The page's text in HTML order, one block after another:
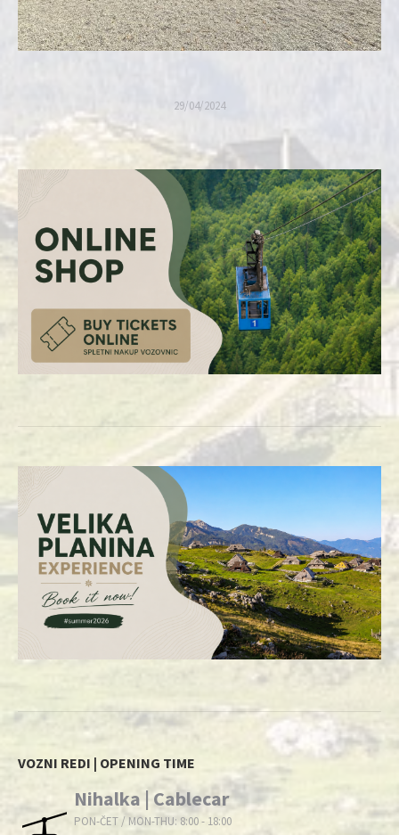
29/04/2024
VOZNI REDI | OPENING TIME
Nihalka | Cablecar
PON-ČET / MON-THU: 8:00 - 18:00